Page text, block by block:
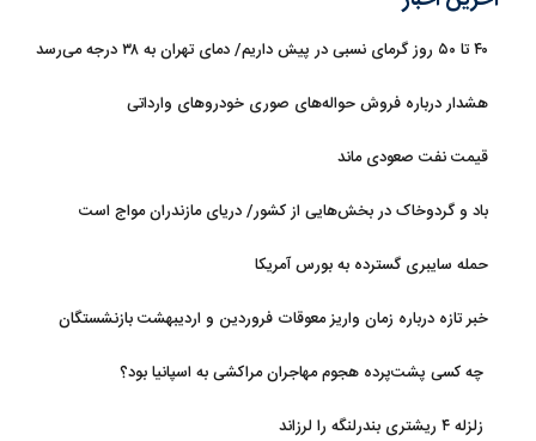
۴۰ تا ۵۰ روز گرمای نسبی در پیش داریم/ دمای تهران به ۳۸ درجه می‌رسد
هشدار درباره فروش حواله‌های صوری خودروهای وارداتی
قیمت نفت صعودی ماند
باد و گردوخاک در بخش‌هایی از کشور/ دریای مازندران مواج است
حمله سایبری گسترده به بورس آمریکا
خبر تازه درباره زمان واریز معوقات فروردین و اردیبهشت بازنشستگان
چه کسی پشت‌پرده هجوم مهاجران مراکشی به اسپانیا بود؟
زلزله ۴ ریشتری بندرلنگه را لرزاند